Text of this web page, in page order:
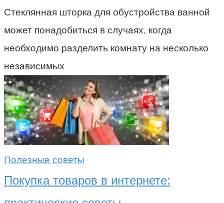
Стеклянная шторка для обустройства ванной
может понадобиться в случаях, когда
необходимо разделить комнату на несколько
независимых
Полезные советы
Покупка товаров в интернете: